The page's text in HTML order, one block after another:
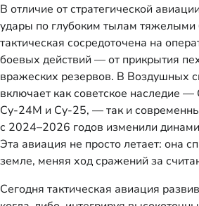
В отличие от стратегической
удары по глубоким тылам
тактическая сосредоточена на
боевых действий — от прикрытия
вражеских резервов. В Воздушных
включает как советское наследие
Су-24М и Су-25, — так и
с 2024–2026 годов изменили
Эта авиация не просто летает: она
земле, меняя ход сражений за
Сегодня тактическая авиация